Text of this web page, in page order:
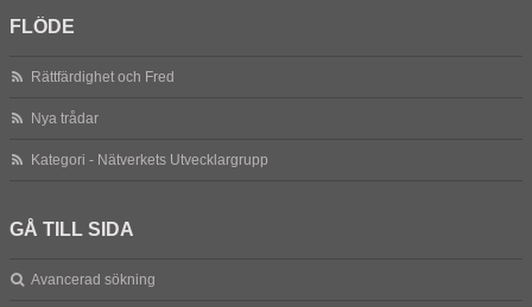
FLÖDE
Rättfärdighet och Fred
Nya trådar
Kategori - Nätverkets Utvecklargrupp
GÅ TILL SIDA
Avancerad sökning